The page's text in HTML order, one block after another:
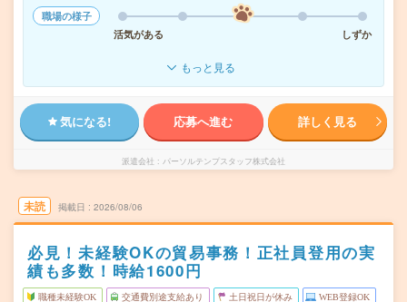
職場の様子
活気がある
しずか
もっと見る
気になる! 応募へ進む 詳しく見る
派遣会社 パーソルテンプスタッフ株式会社
未読 掲載日 2026/08/06
必見！未経験OKの貿易事務！正社員登用の実
績も多数！時給1600円
職種未経験OK 交通費別途支給あり 土日祝日が休み WEB登録OK